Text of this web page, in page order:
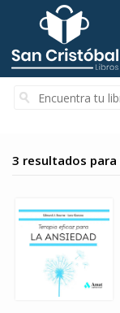
3 resultados para